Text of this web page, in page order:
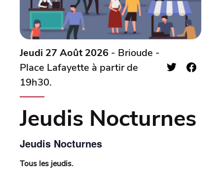
Jeudi 27 Août 2026 - Brioude -
Place Lafayette à partir de
19h30.
Jeudis Nocturnes
Jeudis Nocturnes
Tous les jeudis.